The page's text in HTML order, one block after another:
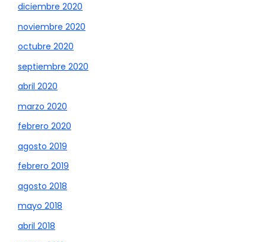
diciembre 2020
noviembre 2020
octubre 2020
septiembre 2020
abril 2020
marzo 2020
febrero 2020
agosto 2019
febrero 2019
agosto 2018
mayo 2018
abril 2018